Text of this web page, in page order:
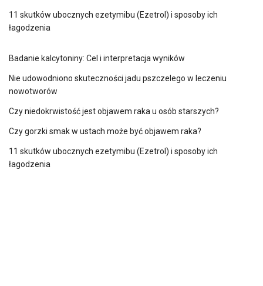
11 skutków ubocznych ezetymibu (Ezetrol) i sposoby ich
łagodzenia
Badanie kalcytoniny: Cel i interpretacja wyników
Nie udowodniono skuteczności jadu pszczelego w leczeniu
nowotworów
Czy niedokrwistość jest objawem raka u osób starszych?
Czy gorzki smak w ustach może być objawem raka?
11 skutków ubocznych ezetymibu (Ezetrol) i sposoby ich
łagodzenia